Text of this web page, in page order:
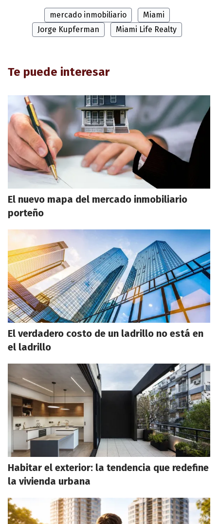
mercado inmobiliario
Miami
Jorge Kupferman
Miami Life Realty
Te puede interesar
El nuevo mapa del mercado inmobiliario
porteño
El verdadero costo de un ladrillo no está en
el ladrillo
Habitar el exterior: la tendencia que redefine
la vivienda urbana